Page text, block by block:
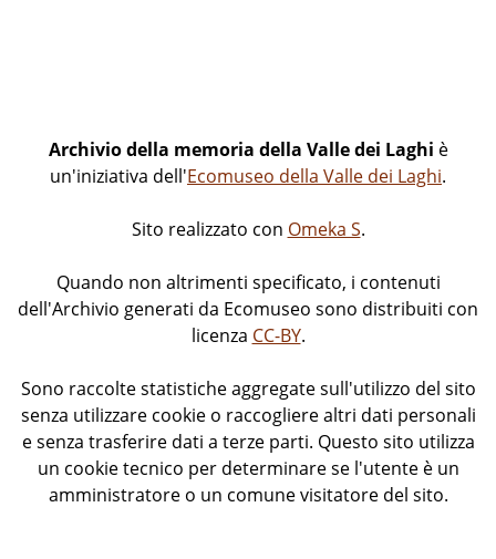
Archivio della memoria della Valle dei Laghi è
un'iniziativa dell'Ecomuseo della Valle dei Laghi.
Sito realizzato con Omeka S.
Quando non altrimenti specificato, i contenuti
dell'Archivio generati da Ecomuseo sono distribuiti con
licenza CC-BY.
Sono raccolte statistiche aggregate sull'utilizzo del sito
senza utilizzare cookie o raccogliere altri dati personali
e senza trasferire dati a terze parti. Questo sito utilizza
un cookie tecnico per determinare se l'utente è un
amministratore o un comune visitatore del sito.